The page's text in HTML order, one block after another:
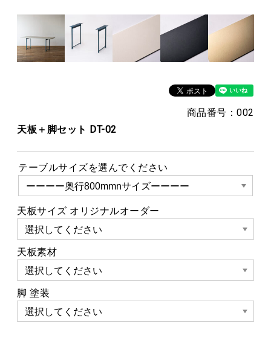
商品番号：002
天板＋脚セット DT-02
テーブルサイズを選んでください
天板サイズ オリジナルオーダー
天板素材
脚 塗装